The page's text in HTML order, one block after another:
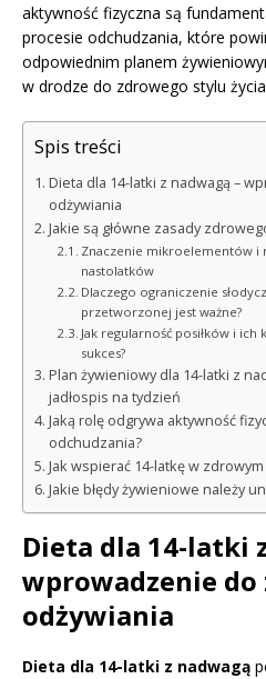
aktywność fizyczna są
procesie odchudzania, które
odpowiednim planem
w drodze do zdrowego stylu
Spis treści
Dieta dla 14-latki z nadwagą –
odżywiania
Jakie są główne zasady
Znaczenie mikroelementów i
nastolatków
Dlaczego ograniczenie
przetworzonej jest ważne?
Jak regularność posiłków i ich
sukces?
Plan żywieniowy dla 14-latki z
jadłospis na tydzień
Jaką rolę odgrywa aktywność
odchudzania?
Jak wspierać 14-latkę w
Jakie błędy żywieniowe należy
Dieta dla 14-latki
wprowadzenie do
odżywiania
Dieta dla 14-latki z nadwagą